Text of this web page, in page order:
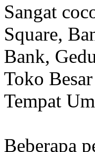
Sangat
Square,
Bank,
Toko
Tempat
Beberapa